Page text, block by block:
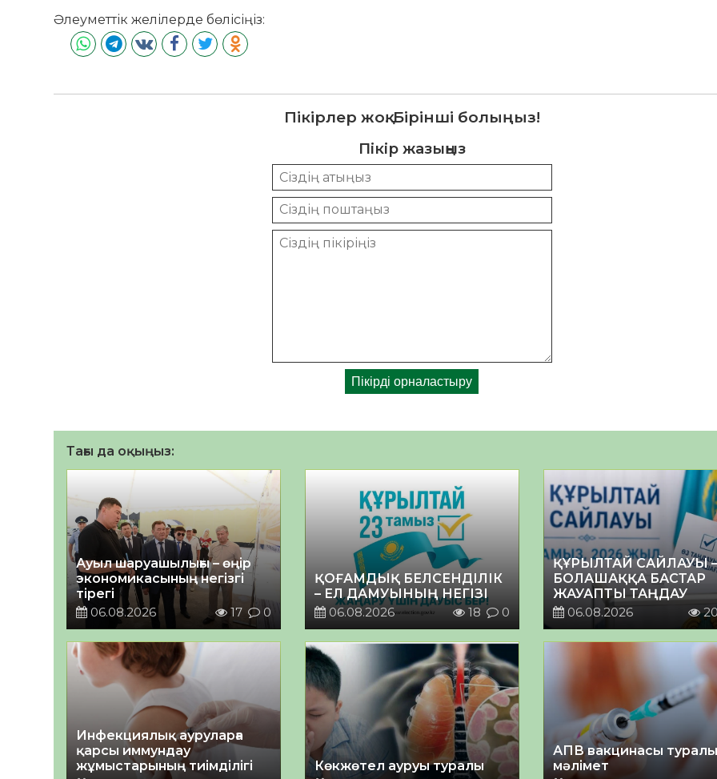
Әлеуметтік желілерде бөлісіңіз:
Пікірлер жоқ. Бірінші болыңыз!
Пікір жазыңыз
Тағы да оқыңыз:
Ауыл шаруашылығы – өңір
экономикасының негізгі
тірегі
06.08.2026
17 0
ҚОҒАМДЫҚ БЕЛСЕНДІЛІК
– ЕЛ ДАМУЫНЫҢ НЕГІЗІ
06.08.2026
18 0
ҚҰРЫЛТАЙ САЙЛАУЫ –
БОЛАШАҚҚА БАСТАР
ЖАУАПТЫ ТАҢДАУ
06.08.2026
20
Инфекциялық ауруларға
қарсы иммундау
жұмыстарының тиімділігі
Көкжөтел ауруы туралы
АПВ вакцинасы туралы
мәлімет